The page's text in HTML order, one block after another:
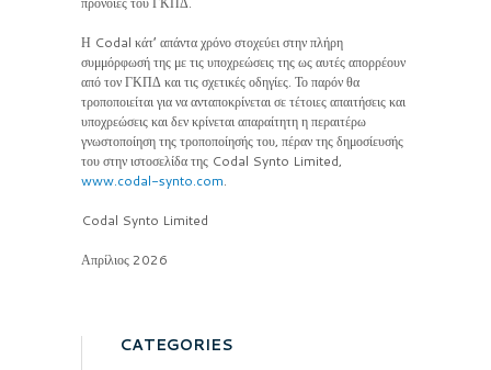
Η Codal κάτ’ απάντα χρόνο στοχεύει στην πλήρη
συμμόρφωσή της με τις υποχρεώσεις της ως αυτές απορρέουν
από τον ΓΚΠΔ και τις σχετικές οδηγίες. Το παρόν θα
τροποποιείται για να ανταποκρίνεται σε τέτοιες απαιτήσεις και
υποχρεώσεις και δεν κρίνεται απαραίτητη η περαιτέρω
γνωστοποίηση της τροποποίησής του, πέραν της δημοσίευσής
του στην ιστοσελίδα της Codal Synto Limited,
www.codal-synto.com.
Codal Synto Limited
Απρίλιος 2026
CATEGORIES